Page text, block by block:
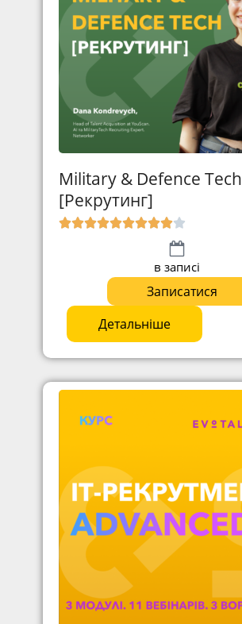
Military & Defence Tech
[Рекрутинг]
в записі
Записатися
Детальніше